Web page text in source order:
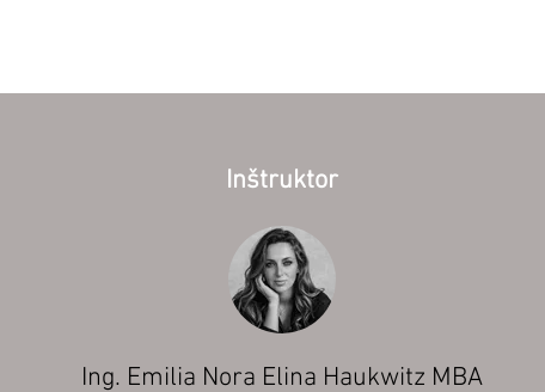
Inštruktor
Ing. Emilia Nora Elina Haukwitz MBA